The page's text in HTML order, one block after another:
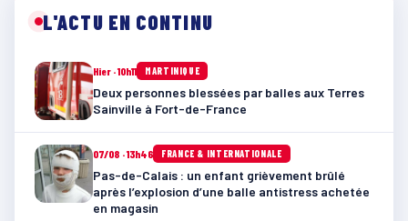
L'ACTU EN CONTINU
Hier · 10h11 MARTINIQUE
Deux personnes blessées par balles aux Terres
Sainville à Fort-de-France
07/08 · 13h46 FRANCE & INTERNATIONALE
Pas-de-Calais : un enfant grièvement brûlé
après l’explosion d’une balle antistress achetée
en magasin